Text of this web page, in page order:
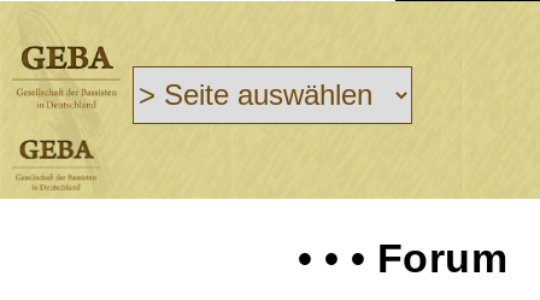
• • • Forum